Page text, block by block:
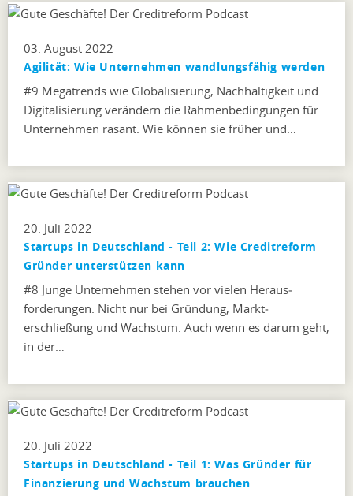
03. August 2022
Agilität: Wie Unternehmen wandlungsfähig werden
#9 Megatrends wie Globalisierung, Nachhaltigkeit und
Digitalisierung verändern die Rahmenbedingungen für
Unternehmen rasant. Wie können sie früher und…
20. Juli 2022
Startups in Deutschland - Teil 2: Wie Creditreform
Gründer unterstützen kann
#8 Junge Unternehmen stehen vor vielen Heraus­
forderungen. Nicht nur bei Gründung, Markt­
erschließung und Wachstum. Auch wenn es darum geht,
in der…
20. Juli 2022
Startups in Deutschland - Teil 1: Was Gründer für
Finanzierung und Wachstum brauchen